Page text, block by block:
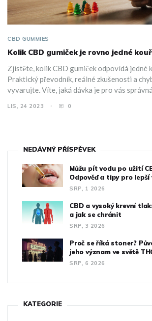
CBD GUMMIES
Kolik CBD gumiček je rovno jedné
Zjistěte, kolik CBD gumiček odpovídá jedné
Praktický převodník, reálné zkušenosti a
vyvarujte. Víte, jaká dávka je pro vás
LIS, 24 2023 0
NEDÁVNÝ PŘÍSPĚVEK
Můžu pít vodu po užití
Odpověď a tipy pro
SRP, 1 2026
CBD a vysoký krevní
a jak se chránit
SRP, 3 2026
Proč se říká stoner?
jeho význam ve světě
SRP, 6 2026
KATEGORIE